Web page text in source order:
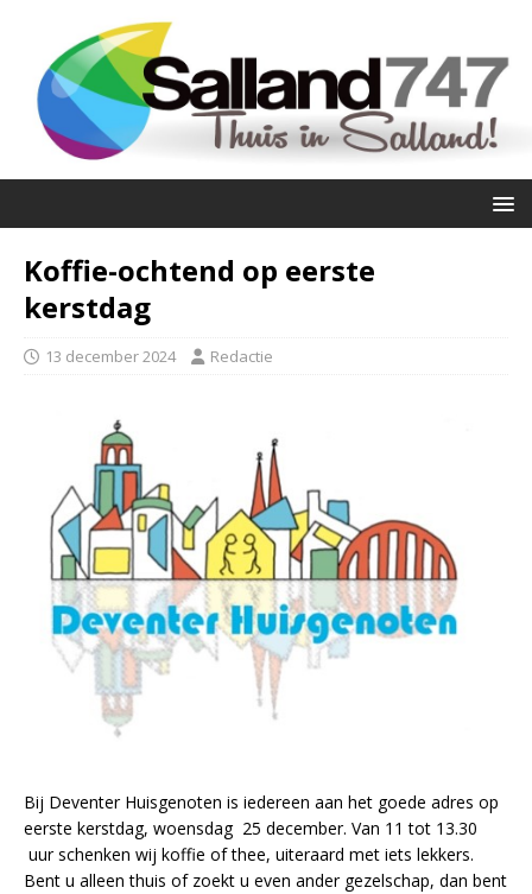
Koffie-ochtend op eerste
kerstdag
13 december 2024 Redactie
Bij Deventer Huisgenoten is iedereen aan het goede adres op
eerste kerstdag, woensdag 25 december. Van 11 tot 13.30
uur schenken wij koffie of thee, uiteraard met iets lekkers.
Bent u alleen thuis of zoekt u even ander gezelschap, dan bent